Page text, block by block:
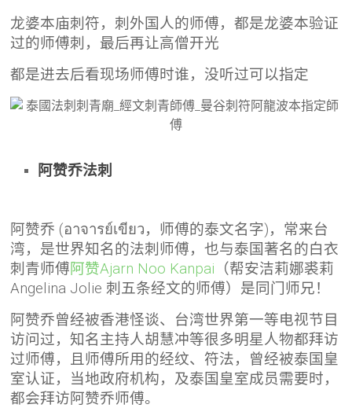
龙婆本庙刺符，刺外国人的师傅，都是龙婆本验证
过的师傅刺，最后再让高僧开光
都是进去后看现场师傅时谁，没听过可以指定
阿赞乔法刺
阿赞乔 (อาจารย์เขียว，师傅的泰文名字)，常来台
湾，是世界知名的法刺师傅，也与泰国著名的白衣
刺青师傅阿赞Ajarn Noo Kanpai （帮安洁莉娜裘莉
Angelina Jolie 刺五条经文的师傅）是同门师兄！
阿赞乔曾经被香港怪谈、台湾世界第一等电视节目
访问过，知名主持人胡慧冲等很多明星人物都拜访
过师傅，且师傅所用的经纹、符法，曾经被泰国皇
室认证，当地政府机构，及泰国皇室成员需要时，
都会拜访阿赞乔师傅。